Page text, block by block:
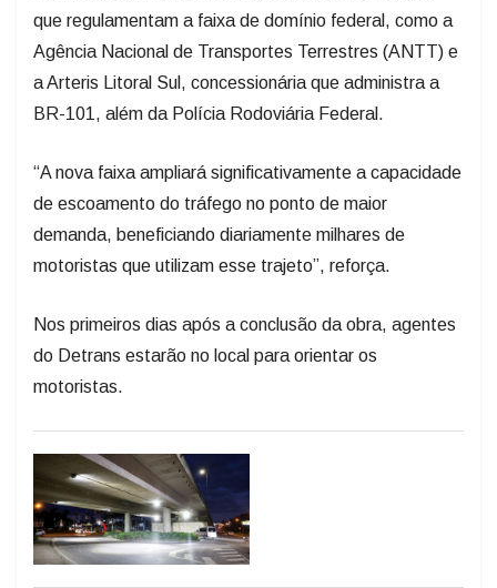
que regulamentam a faixa de domínio federal, como a
Agência Nacional de Transportes Terrestres (ANTT) e
a Arteris Litoral Sul, concessionária que administra a
BR-101, além da Polícia Rodoviária Federal.
“A nova faixa ampliará significativamente a capacidade
de escoamento do tráfego no ponto de maior
demanda, beneficiando diariamente milhares de
motoristas que utilizam esse trajeto”, reforça.
Nos primeiros dias após a conclusão da obra, agentes
do Detrans estarão no local para orientar os
motoristas.